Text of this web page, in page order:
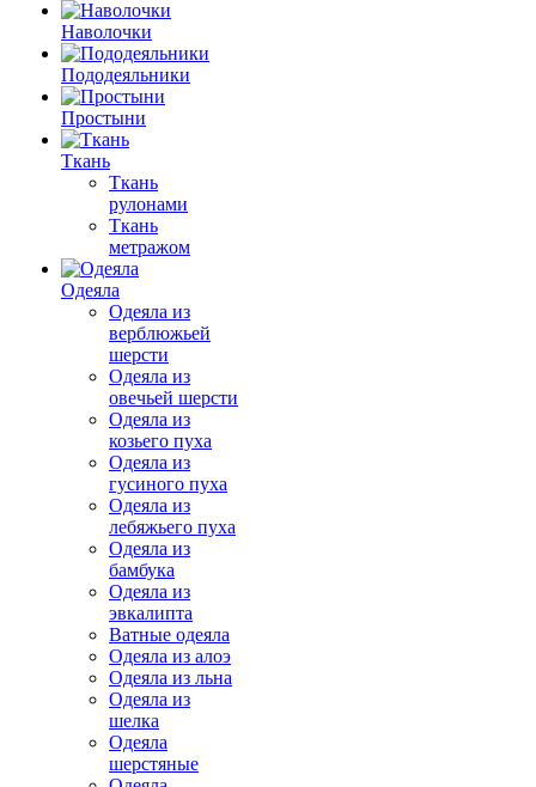
Наволочки
Пододеяльники
Простыни
Ткань
Ткань
рулонами
Ткань
метражом
Одеяла
Одеяла из
верблюжьей
шерсти
Одеяла из
овечьей шерсти
Одеяла из
козьего пуха
Одеяла из
гусиного пуха
Одеяла из
лебяжьего пуха
Одеяла из
бамбука
Одеяла из
эвкалипта
Ватные одеяла
Одеяла из алоэ
Одеяла из льна
Одеяла из
шелка
Одеяла
шерстяные